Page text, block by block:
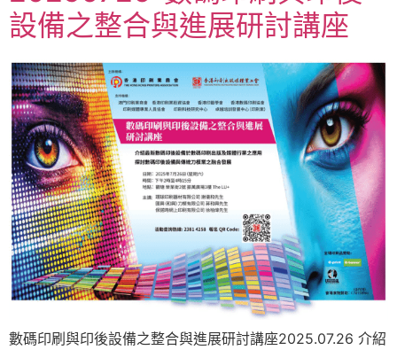
設備之整合與進展研討講座
數碼印刷與印後設備之整合與進展研討講座2025.07.26 介紹